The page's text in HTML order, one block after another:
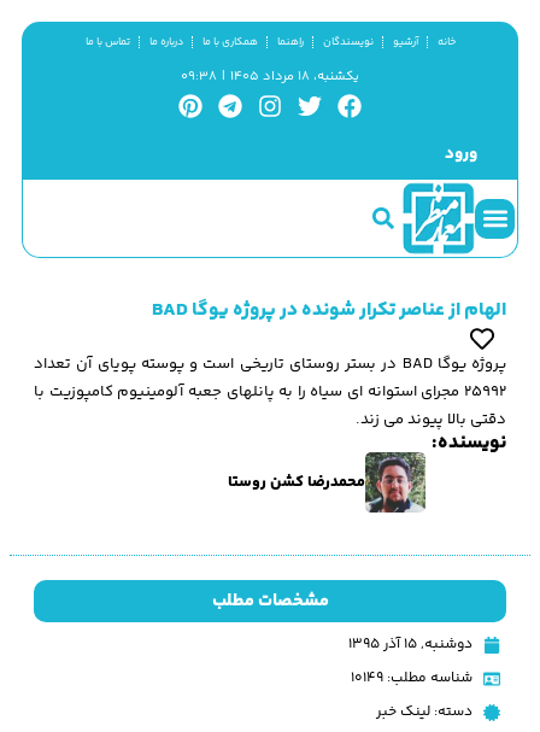
خانه آرشیو نویسندگان راهنما همکاری با ما درباره ما تماس با ما
یکشنبه، ۱۸ مرداد ۱۴۰۵ | ۰۹:۳۸
ورود
الهام از عناصر تکرار شونده در پروژه یوگا BAD
پروژه یوگا BAD در بستر روستای تاریخی است و پوسته پویای آن تعداد
25992 مجرای استوانه ای سیاه را به پانلهای جعبه آلومینیوم کامپوزیت با
دقتی بالا پیوند می زند.
نویسنده:
محمدرضا کشن روستا
مشخصات مطلب
دوشنبه, ۱۵ آذر ۱۳۹۵
شناسه مطلب: 10149
دسته: لینک خبر